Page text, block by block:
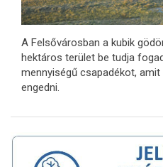
A Felsővárosban a kubik
hektáros terület be tudja
mennyiségű csapadékot,
engedni.